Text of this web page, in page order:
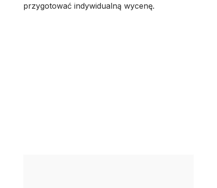
przygotować indywidualną wycenę.